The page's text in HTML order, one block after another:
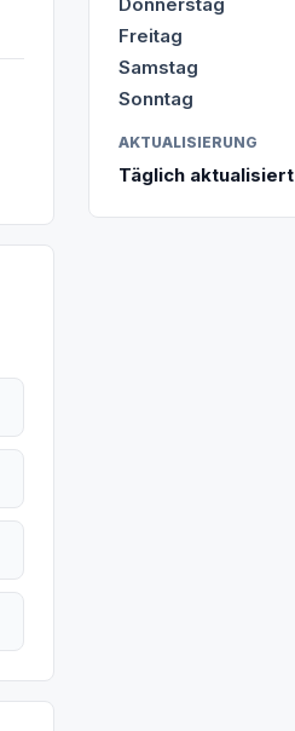
Freitag
Samstag
Sonntag
AKTUALISIERUNG
Täglich aktualisiert